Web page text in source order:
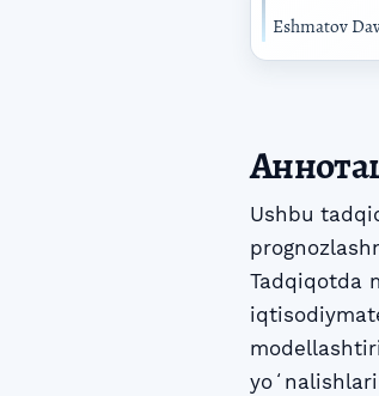
Eshmatov
Ushbu
Tadqiqotda